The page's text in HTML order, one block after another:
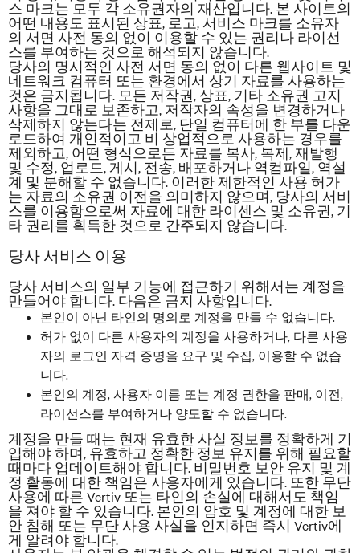
스 마크는 모두 각 소유권자의 재산입니다. 본 사이트의
어떤 내용도 표시된 상표, 로고, 서비스 마크를 소유자
의 서면 사전 동의 없이 이용할 수 있는 권리나 라이선
스를 부여하는 것으로 해석되지 않습니다.
당사의 명시적인 사전 서면 동의 없이 다른 웹사이트 및
네트워크 컴퓨터 또는 환경에서 상기 자료를 사용하는
것은 금지됩니다. 모든 저작권, 상표, 기타 소유권 고지
사항을 그대로 보존하고, 저작자의 속성을 변경하거나
삭제하지 않는다는 전제로, 단일 컴퓨터에 한 부를 다운
로드하여 개인적이고 비 상업적으로 사용하는 경우를
제외하고, 어떤 형식으로든 자료를 복사, 복제, 재발행
및 수정, 업로드, 게시, 전송, 배포하거나 역컴파일, 역설
계 및 분해할 수 없습니다. 이러한 제한적인 사용 허가
는 자료의 소유권 이전을 의미하지 않으며, 당사의 서비
스를 이용함으로써 자료에 대한 라이센스 및 소유권, 기
타 권리를 획득한 것으로 간주되지 않습니다.
당사 서비스 이용
당사 서비스의 일부 기능에 접근하기 위해서는 계정을
만들어야 합니다. 다음은 금지 사항입니다.
본인이 아닌 타인의 명의로 계정을 만들 수 없습니다.
허가 없이 다른 사용자의 계정을 사용하거나, 다른 사용
자의 로그인 자격 증명을 요구 및 수집, 이용할 수 없습
니다.
본인의 계정, 사용자 이름 또는 계정 권한을 판매, 이전,
라이선스를 부여하거나 양도할 수 없습니다.
계정을 만들 때는 현재 유효한 사실 정보를 정확하게 기
입해야 하며, 유효하고 정확한 정보 유지를 위해 필요할
때마다 업데이트해야 합니다. 비밀번호 보안 유지 및 계
정 활동에 대한 책임은 사용자에게 있습니다. 또한 무단
사용에 따른 Vertiv 또는 타인의 손실에 대해서도 책임
을 져야 할 수 있습니다. 본인의 암호 및 계정에 대한 보
안 침해 또는 무단 사용 사실을 인지하면 즉시 Vertiv에
게 알려야 합니다.